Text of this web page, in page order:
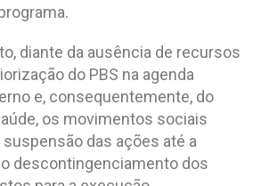
diante da ausência de recursos
do PBS na agenda
e, consequentemente, do
os movimentos sociais
das ações até a
descontingenciamento dos